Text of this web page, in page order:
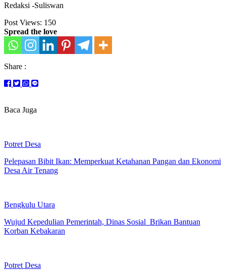
Redaksi -Suliswan
Post Views: 150
Spread the love
Share :
Baca Juga
Potret Desa
Pelepasan Bibit Ikan: Memperkuat Ketahanan Pangan dan Ekonomi
Desa Air Tenang
Bengkulu Utara
Wujud Kepedulian Pemerintah, Dinas Sosial Brikan Bantuan
Korban Kebakaran
Potret Desa